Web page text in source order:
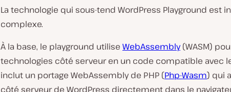
La technologie qui sous-tend WordPress Playground est
complexe.
À la base, le playground utilise WebAssembly(WASM)
technologies côté serveur en un code compatible avec
inclut un portage WebAssembly de PHP (Php-Wasm) qui
côté serveur de WordPress directement dans le